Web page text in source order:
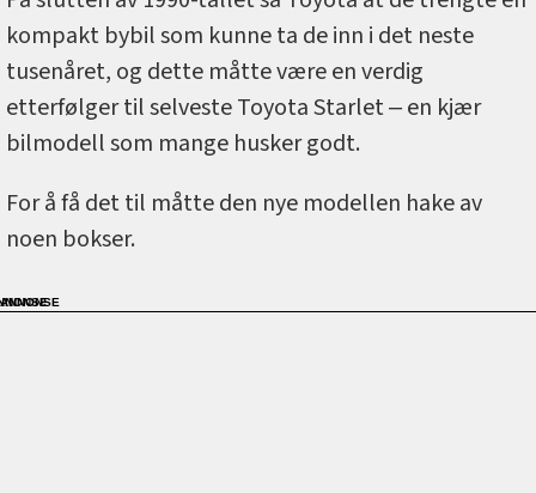
kompakt bybil som kunne ta de inn i det neste
tusenåret, og dette måtte være en verdig
etterfølger til selveste Toyota Starlet ‒ en kjær
bilmodell som mange husker godt.
For å få det til måtte den nye modellen hake av
noen bokser.